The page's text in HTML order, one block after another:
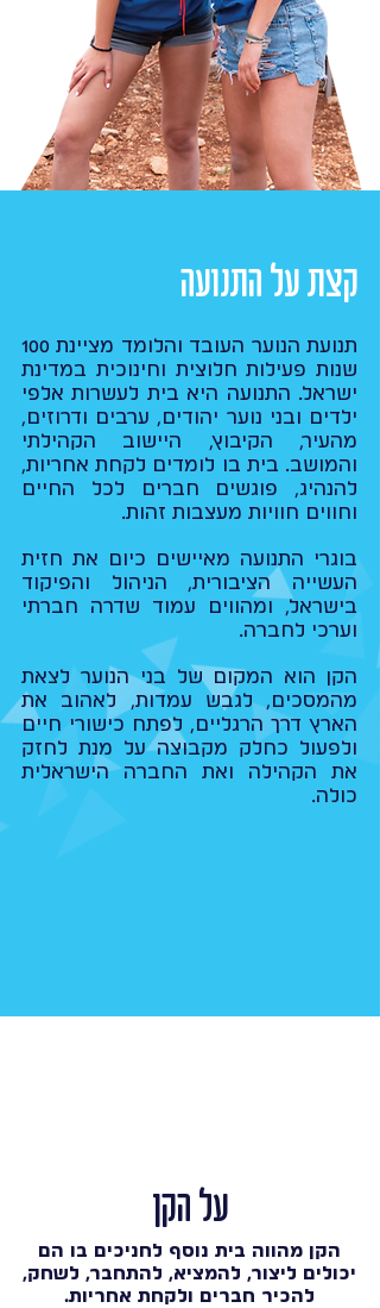
קצת על התנועה
תנועת הנוער העובד והלומד מציינת 100
שנות פעילות חלוצית וחינוכית במדינת
ישראל. התנועה היא בית לעשרות אלפי
ילדים ובני נוער יהודים, ערבים ודרוזים,
מהעיר, הקיבוץ, היישוב הקהילתי
והמושב. בית בו לומדים לקחת אחריות,
להנהיג, פוגשים חברים לכל החיים
וחווים חוויות מעצבות זהות.
בוגרי התנועה מאיישים כיום את חזית
העשייה הציבורית, הניהול והפיקוד
בישראל, ומהווים עמוד שדרה חברתי
וערכי לחברה.
הקן הוא המקום של בני הנוער לצאת
מהמסכים, לגבש עמדות, לאהוב את
הארץ דרך הרגליים, לפתח כישורי חיים
ולפעול כחלק מקבוצה על מנת לחזק
את הקהילה ואת החברה הישראלית
כולה.
על הקן
הקן מהווה בית נוסף לחניכים בו הם
יכולים ליצור, להמציא, להתחבר, לשחק,
להכיר חברים ולקחת אחריות.